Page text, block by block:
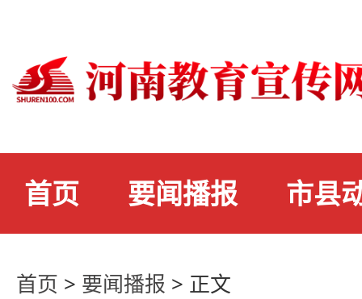
首页 要闻播报 市县
首页 > 要闻播报 > 正文